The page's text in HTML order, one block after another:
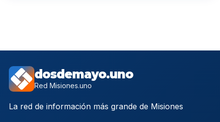
dosdemayo.uno
Red Misiones.uno
La red de información más grande de Misiones